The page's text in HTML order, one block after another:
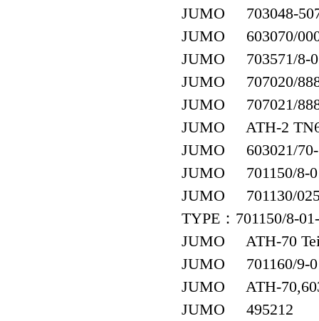
JUMO 703048-
JUMO 603070/
JUMO 703571/8-
JUMO 707020/
JUMO 707021/
JUMO ATH-2
JUMO 603021/70-
JUMO 701150/8-
JUMO 701130/
TYPE：701150/8-
JUMO ATH-70
JUMO 701160/9-
JUMO ATH-
JUMO 495212